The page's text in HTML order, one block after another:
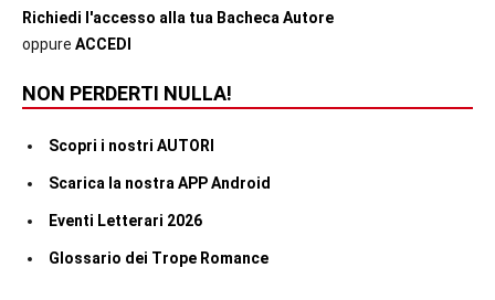
Richiedi l'accesso alla tua Bacheca Autore
oppure ACCEDI
NON PERDERTI NULLA!
Scopri i nostri AUTORI
Scarica la nostra APP Android
Eventi Letterari 2026
Glossario dei Trope Romance